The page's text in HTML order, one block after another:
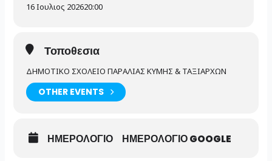
16 Ιουλιος 202620:00
Τοποθεσια
ΔΗΜΟΤΙΚΟ ΣΧΟΛΕΙΟ ΠΑΡΑΛΙΑΣ ΚΥΜΗΣ & ΤΑΞΙΑΡΧΩΝ
OTHER EVENTS
ΗΜΕΡΟΛΟΓΙΟ ΗΜΕΡΟΛΟΓΙΟ GOOGLE